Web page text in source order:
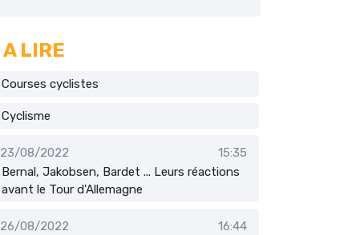
A LIRE
Courses cyclistes
Cyclisme
23/08/2022
15:35
Bernal, Jakobsen, Bardet ... Leurs réactions
avant le Tour d'Allemagne
26/08/2022
16:44